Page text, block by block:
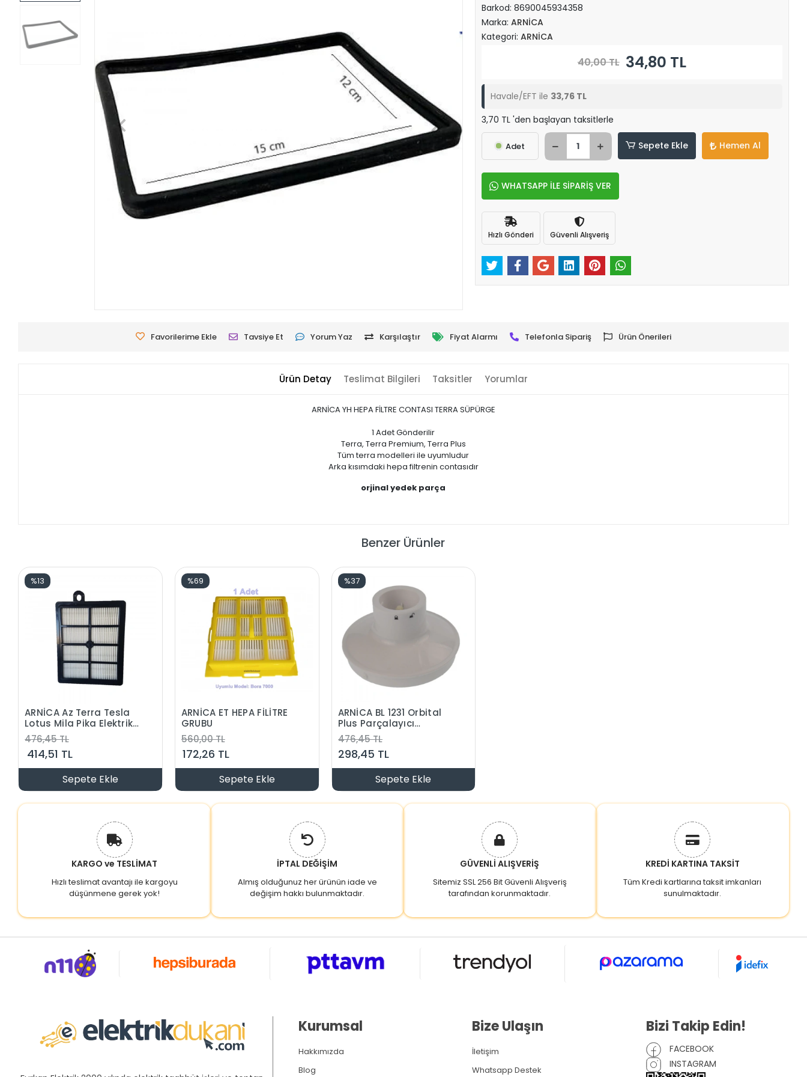
Barkod: 8690045934358
Marka: ARNİCA
Kategori: ARNİCA
40,00 TL 34,80 TL
Havale/EFT ile 33,76 TL
3,70 TL 'den başlayan taksitlerle
Adet Sepete Ekle Hemen Al
WHATSAPP İLE SİPARİŞ VER
Hızlı Gönderi Güvenli Alışveriş
Favorilerime Ekle Tavsiye Et Yorum Yaz Karşılaştır Fiyat Alarmı Telefonla Sipariş Ürün Önerileri
Ürün Detay Teslimat Bilgileri Taksitler Yorumlar
ARNİCA YH HEPA FİLTRE CONTASI TERRA SÜPÜRGE
1 Adet Gönderilir
Terra, Terra Premium, Terra Plus
Tüm terra modelleri ile uyumludur
Arka kısımdaki hepa filtrenin contasıdır
orjinal yedek parça
Benzer Ürünler
%13
ARNİCA Az Terra Tesla
Lotus Mila Pika Elektrikli
Süpürge Kaset Hepa
Filitre (Tüm Modollere
Uygun Orjinal Yedek
parça)
476,45 TL
414,51 TL
Sepete Ekle
%69
ARNİCA ET HEPA FİLİTRE
GRUBU
560,00 TL
172,26 TL
Sepete Ekle
%37
ARNİCA BL 1231 Orbital
Plus Parçalayıcı
Redüktör G Hazne
Kapağı (Orjinal Ürün)
476,45 TL
298,45 TL
Sepete Ekle
KARGO ve TESLİMAT
Hızlı teslimat avantajı ile kargoyu
düşünmene gerek yok!
İPTAL DEĞİŞİM
Almış olduğunuz her ürünün iade ve
değişim hakkı bulunmaktadır.
GÜVENLİ ALIŞVERİŞ
Sitemiz SSL 256 Bit Güvenli Alışveriş
tarafından korunmaktadır.
KREDİ KARTINA TAKSİT
Tüm Kredi kartlarına taksit imkanları
sunulmaktadır.
Kurumsal
Hakkımızda
Blog
Bize Ulaşın
İletişim
Whatsapp Destek
Bizi Takip Edin!
FACEBOOK
INSTAGRAM